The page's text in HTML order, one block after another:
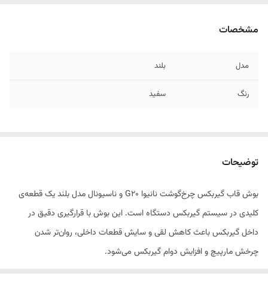
مشخصات
مدل بلند
رنگ سفید
توضیحات
بوش قاب گیربکس چرخ‌گوشت نانیوا G20 و ناسیونال مدل بلند یک قطعه‌ی
کلیدی در سیستم گیربکس دستگاه است. این بوش با قرارگیری دقیق در
داخل گیربکس باعث کاهش لقی و سایش قطعات داخلی، روان‌تر شدن
چرخش مارپیچ و افزایش دوام گیربکس می‌شود.